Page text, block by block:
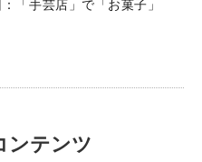
「手芸店」で「お菓子」
ンテンツ